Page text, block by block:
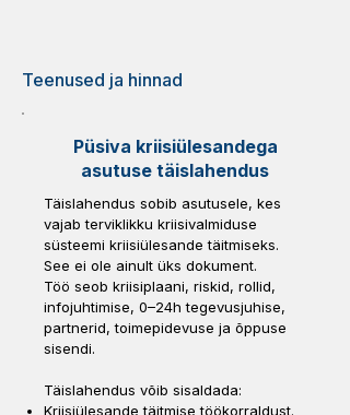
Teenused ja hinnad
Püsiva kriisiülesandega
asutuse täislahendus
Täislahendus sobib asutusele, kes
vajab terviklikku kriisivalmiduse
süsteemi kriisiülesande täitmiseks.
See ei ole ainult üks dokument.
Töö seob kriisiplaani, riskid, rollid,
infojuhtimise, 0–24h tegevusjuhise,
partnerid, toimepidevuse ja õppuse
sisendi.
Täislahendus võib sisaldada:
Kriisiülesande täitmise töökorraldust.